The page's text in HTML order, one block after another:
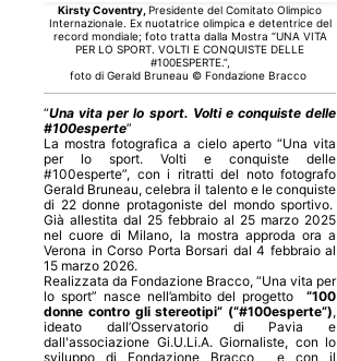
Kirsty Coventry, Presidente del Comitato Olimpico
Internazionale. Ex nuotatrice olimpica e detentrice del
record mondiale; foto tratta dalla Mostra “UNA VITA
PER LO SPORT. VOLTI E CONQUISTE DELLE
#100ESPERTE.”,
foto di Gerald Bruneau © Fondazione Bracco
“Una vita per lo sport. Volti e conquiste delle
#100esperte”
La mostra fotografica a cielo aperto “Una vita
per lo sport. Volti e conquiste delle
#100esperte”, con i ritratti del noto fotografo
Gerald Bruneau, celebra il talento e le conquiste
di 22 donne protagoniste del mondo sportivo.
Già allestita dal 25 febbraio al 25 marzo 2025
nel cuore di Milano, la mostra approda ora a
Verona in Corso Porta Borsari dal 4 febbraio al
15 marzo 2026.
Realizzata da Fondazione Bracco, “Una vita per
lo sport” nasce nell’ambito del progetto “100
donne contro gli stereotipi” (“#100esperte”),
ideato dall’Osservatorio di Pavia e
dall'associazione Gi.U.Li.A. Giornaliste, con lo
sviluppo di Fondazione Bracco e con il